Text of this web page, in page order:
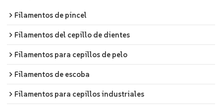
Filamentos de pincel
Filamentos del cepillo de dientes
Filamentos para cepillos de pelo
Filamentos de escoba
Filamentos para cepillos industriales